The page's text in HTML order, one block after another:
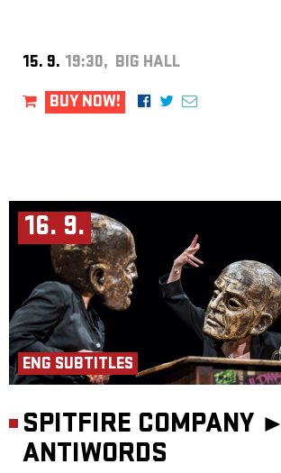
15. 9. 19:30, BIG HALL
BUY NOW!
16. 9.
ENG SUBTITLES
SPITFIRE COMPANY ►
ANTIWORDS